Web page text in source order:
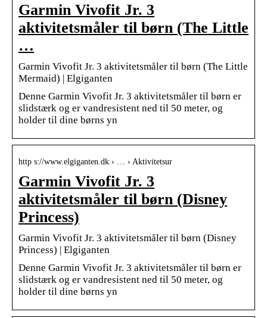
Garmin Vivofit Jr. 3
aktivitetsmåler til børn (The Little
…
Garmin Vivofit Jr. 3 aktivitetsmåler til børn (The Little
Mermaid) | Elgiganten
Denne Garmin Vivofit Jr. 3 aktivitetsmåler til børn er
slidstærk og er vandresistent ned til 50 meter, og
holder til dine børns yn
http s://www.elgiganten.dk › … › Aktivitetsur
Garmin Vivofit Jr. 3
aktivitetsmåler til børn (Disney
Princess)
Garmin Vivofit Jr. 3 aktivitetsmåler til børn (Disney
Princess) | Elgiganten
Denne Garmin Vivofit Jr. 3 aktivitetsmåler til børn er
slidstærk og er vandresistent ned til 50 meter, og
holder til dine børns yn